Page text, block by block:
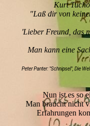
Kurt
"Laß dir von
'Lieber Freund, das
Man kann eine
Peter Panter: "Schnipsel", Die
Nun ist es so
Man braucht nicht
Erfahrungen